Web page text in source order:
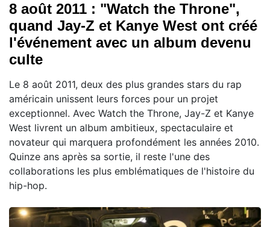
8 août 2011 : "Watch the Throne",
quand Jay-Z et Kanye West ont créé
l'événement avec un album devenu
culte
Le 8 août 2011, deux des plus grandes stars du rap
américain unissent leurs forces pour un projet
exceptionnel. Avec Watch the Throne, Jay-Z et Kanye
West livrent un album ambitieux, spectaculaire et
novateur qui marquera profondément les années 2010.
Quinze ans après sa sortie, il reste l'une des
collaborations les plus emblématiques de l'histoire du
hip-hop.